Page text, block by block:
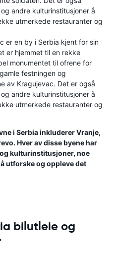
andre kulturinstitusjoner å
utmerkede restauranter og
er en by i Serbia kjent for sin
er hjemmet til en rekke
monumentet til ofrene for
festningen og
av Kragujevac. Det er også
andre kulturinstitusjoner å
utmerkede restauranter og
i Serbia inkluderer Vranje,
Hver av disse byene har
kulturinstitusjoner, noe
utforske og oppleve det
bilutleie og